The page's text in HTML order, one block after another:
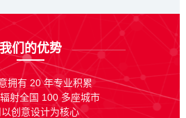
我们的优势
拥有 20 年专业积累
射全国 100 多座城市
创意设计为核心